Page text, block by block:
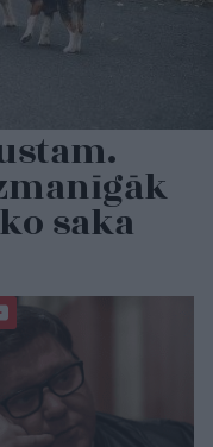
saka